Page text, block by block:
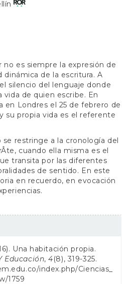
no es siempre la expresión de
dinámica de la escritura. A
silencio del lenguaje donde
vida de quien escribe. En
en Londres el 25 de febrero de
su propia vida es el referente
se restringe a la cronología del
cuando ella misma es el
transita por las diferentes
de sentido. En este
en recuerdo, en evocación
Una habitación propia.
Educación,4(8), 319-325.
index.php/Ciencias_
1759